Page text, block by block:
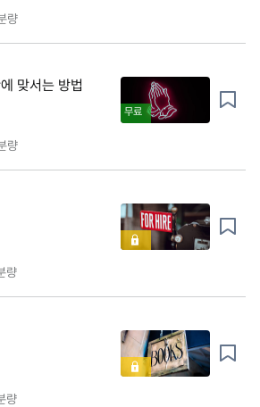
량
맞서는 방법
무료
량
량
량